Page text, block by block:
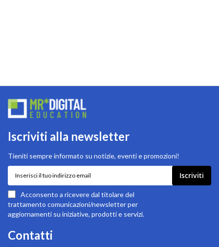
Contatti
Iscriviti alla newsletter
Tieniti sempre informato su notizie, eventi e promozioni!
Iscriviti
alla
nostra
newsletter:
Iscriviti
Acconsento a ricevere dal titolare del
trattamento comunicazioni/newsletter per
aggiornamenti su iniziative, prodotti e servizi.